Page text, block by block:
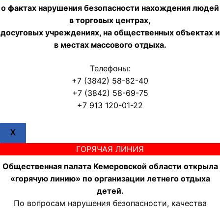
о фактах нарушения безопасности нахождения людей
в торговых центрах,
досуговых учреждениях, на общественных объектах и
в местах массового отдыха.
Телефоны:
+7 (3842) 58-82-40
+7 (3842) 58-69-75
+7 913 120-01-22
X
ГОРЯЧАЯ ЛИНИЯ
Общественная палата Кемеровской области открыла
«горячую линию» по организации летнего отдыха
детей.
По вопросам нарушения безопасности, качества